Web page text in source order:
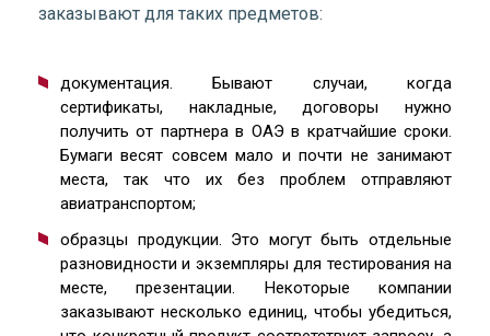
заказывают для таких предметов:
документация. Бывают случаи, когда
сертификаты, накладные, договоры нужно
получить от партнера в ОАЭ в кратчайшие сроки.
Бумаги весят совсем мало и почти не занимают
места, так что их без проблем отправляют
авиатранспортом;
образцы продукции. Это могут быть отдельные
разновидности и экземпляры для тестирования на
месте, презентации. Некоторые компании
заказывают несколько единиц, чтобы убедиться,